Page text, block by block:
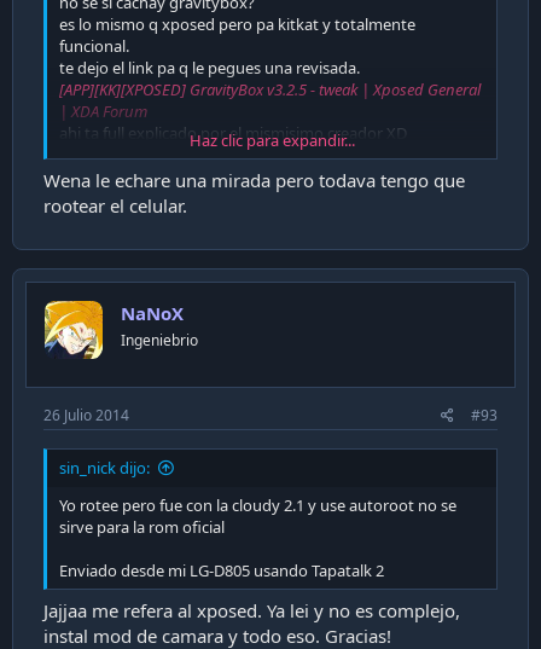
es lo mismo q xposed pero pa kitkat y totalmente
funcional.
te dejo el link pa q le pegues una revisada.
[APP][KK][XPOSED] GravityBox v3.2.5 - tweak | Xposed General
| XDA Forum
ahi ta full explicado por el mismisimo creador XD
la idea el xposed es como cuando liberar los ios con el
jailbreak
le instalas las
repos
atrevete no ma.
Haz clic para expandir...
Wena le echare una mirada pero todava tengo que
rootear el celular.
NaNoX
Ingeniebrio
26 Julio 2014 #93
sin_nick dijo:
Yo rotee pero fue con la cloudy 2.1 y use autoroot no se
sirve para la rom oficial
Enviado desde mi LG-D805 usando Tapatalk 2
Jajjaa me refera al xposed. Ya lei y no es complejo,
instal mod de camara y todo eso. Gracias!